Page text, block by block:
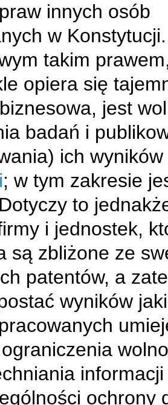
innych osób
w Konstytucji.
takim
opiera się
jest
badań i
ich
; w tym zakresie
to
i jednostek,
są zbliżone ze
patentów, a
wyników
ochrony